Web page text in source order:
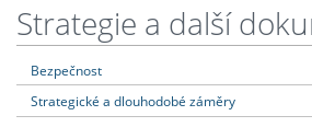
Strategie a další
Bezpečnost
Strategické a dlouhodobé záměry